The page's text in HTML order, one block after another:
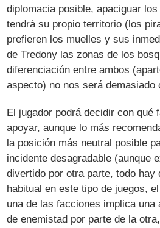
diplomacia posible, apaciguar
tendrá su propio territorio (los
prefieren los muelles y sus
de Tredony las zonas de los
diferenciación entre ambos
aspecto) no nos será demasiado
El jugador podrá decidir con qué
apoyar, aunque lo más
la posición más neutral posible
incidente desagradable (aunque
divertido por otra parte, todo hay
habitual en este tipo de juegos,
una de las facciones implica una
de enemistad por parte de la